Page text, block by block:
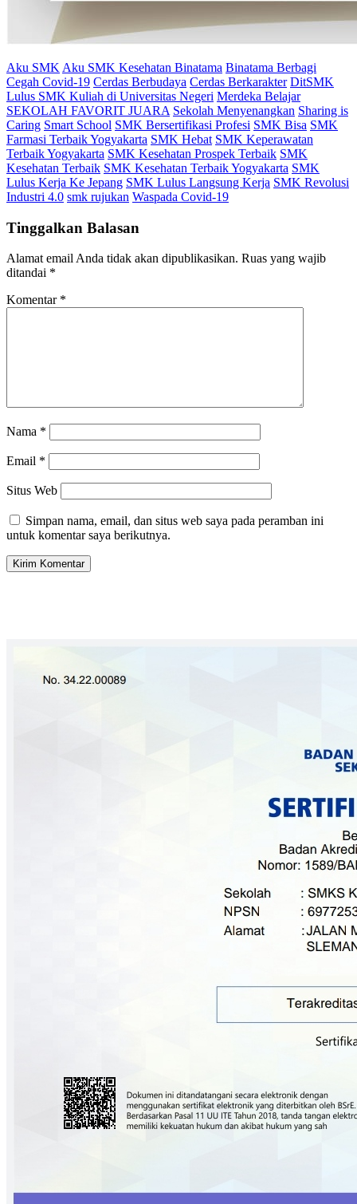
Aku SMK Aku SMK Kesehatan Binatama Binatama Berbagi
Cegah Covid-19 Cerdas Berbudaya Cerdas Berkarakter DitSMK
Lulus SMK Kuliah di Universitas Negeri Merdeka Belajar
SEKOLAH FAVORIT JUARA Sekolah Menyenangkan Sharing is
Caring Smart School SMK Bersertifikasi Profesi SMK Bisa SMK
Farmasi Terbaik Yogyakarta SMK Hebat SMK Keperawatan
Terbaik Yogyakarta SMK Kesehatan Prospek Terbaik SMK
Kesehatan Terbaik SMK Kesehatan Terbaik Yogyakarta SMK
Lulus Kerja Ke Jepang SMK Lulus Langsung Kerja SMK Revolusi
Industri 4.0 smk rujukan Waspada Covid-19
Tinggalkan Balasan
Alamat email Anda tidak akan dipublikasikan. Ruas yang wajib
ditandai *
Komentar *
Nama *
Email *
Situs Web
Simpan nama, email, dan situs web saya pada peramban ini
untuk komentar saya berikutnya.